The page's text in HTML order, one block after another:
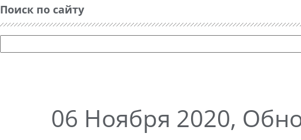
Поиск по сайту
06 Ноября 2020,